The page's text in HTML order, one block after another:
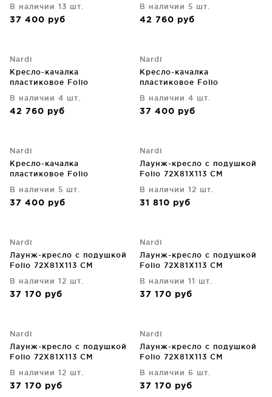
В наличии 13 шт.
37 400 руб
В наличии 5 шт.
42 760 руб
Nardi
Кресло-качалка
пластиковое Folio
В наличии 4 шт.
42 760 руб
Nardi
Кресло-качалка
пластиковое Folio
В наличии 4 шт.
37 400 руб
Nardi
Кресло-качалка
пластиковое Folio
В наличии 5 шт.
37 400 руб
Nardi
Лаунж-кресло с подушкой
Folio 72X81X113 CM
В наличии 12 шт.
31 810 руб
Nardi
Лаунж-кресло с подушкой
Folio 72X81X113 CM
В наличии 12 шт.
37 170 руб
Nardi
Лаунж-кресло с подушкой
Folio 72X81X113 CM
В наличии 11 шт.
37 170 руб
Nardi
Лаунж-кресло с подушкой
Folio 72X81X113 CM
В наличии 12 шт.
37 170 руб
Nardi
Лаунж-кресло с подушкой
Folio 72X81X113 CM
В наличии 6 шт.
37 170 руб